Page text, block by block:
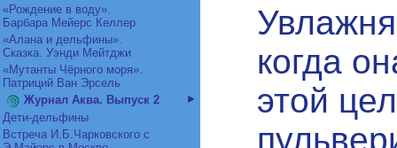
«Рождение в воду».
Барбара Мейерс Келлер
«Алана и дельфины».
Сказка. Уэнди Мейтджи
«Мутанты Чёрного моря».
Патриций Ван Эрсель
Журнал Аква. Выпуск 2
Дети-дельфины
Встреча И.Б.Чарковского с
когда
этой